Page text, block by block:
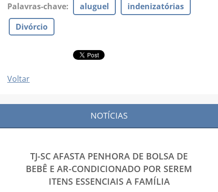
Palavras-chave: aluguel
indenizatórias
Divórcio
Voltar
NOTÍCIAS
TJ-SC AFASTA PENHORA DE BOLSA DE
BEBÊ E AR-CONDICIONADO POR SEREM
ITENS ESSENCIAIS A FAMÍLIA